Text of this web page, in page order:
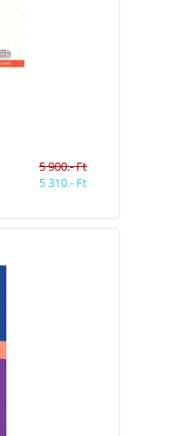
5 900.- Ft
5 310.- Ft